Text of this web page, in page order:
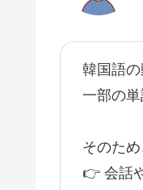
韓国語
一部の
そのた
👉 会話